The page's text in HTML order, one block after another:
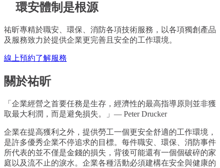
環安體制是根源
祐昕專精於職安、環保、消防各項技術服務，以各項獨創產品
及服務致力於提供企業更完善且安全的工作環境。
線上預約了解服務
關於祐昕
「企業經營之首要任務是生存，經濟性的最高指導原則並非獲
取最大利潤，而是避免損失。」 — Peter Drucker
企業在提高獲利之外，提供勞工一個更安全舒適的工作環境，
是許多優秀企業不停追求的目標。每件職安、環保、消防事件
所代表的並不僅是金錢的損失，背後可能還有一個個破碎的家
庭以及流不止的淚水。企業各種活動必須建構在安全與健康的